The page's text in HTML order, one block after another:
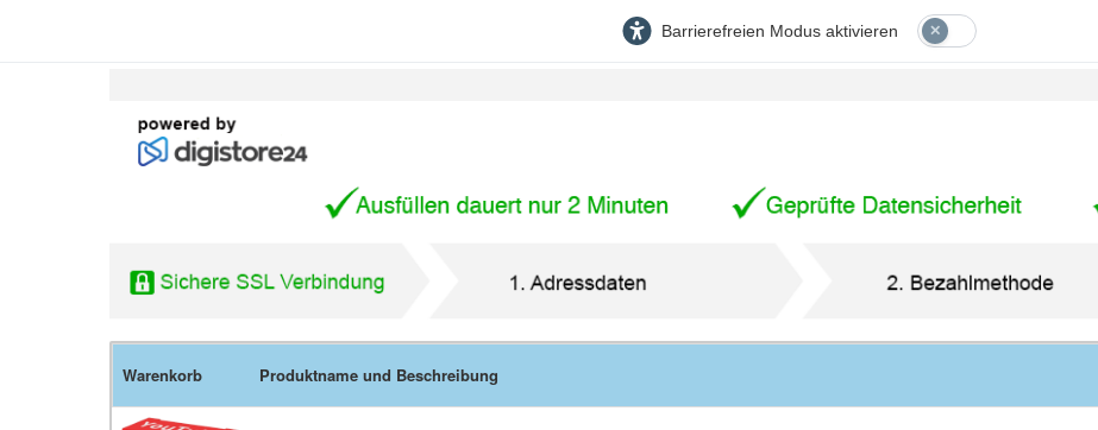
Barrierefreien Modus aktivieren
Warenkorb Produktname und Beschreibung